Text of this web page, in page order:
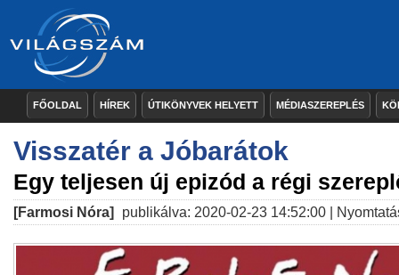
FŐOLDAL HÍREK ÚTIKÖNYVEK HELYETT MÉDIASZEREPLÉS
Visszatér a Jóbarátok
Egy teljesen új epizód a régi
[Farmosi Nóra] publikálva: 2020-02-23 14:52:00 |